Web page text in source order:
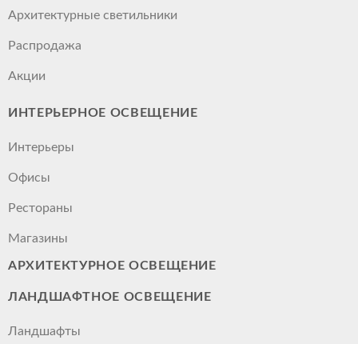
Архитектурные светильники
Распродажа
Акции
ИНТЕРЬЕРНОЕ ОСВЕЩЕНИЕ
Интерьеры
Офисы
Рестораны
Магазины
АРХИТЕКТУРНОЕ ОСВЕЩЕНИЕ
ЛАНДШАФТНОЕ ОСВЕЩЕНИЕ
Ландшафты